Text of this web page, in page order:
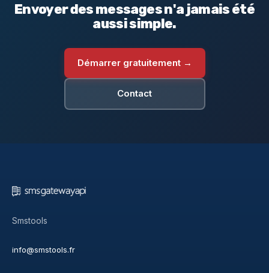
Envoyer des messages n'a jamais été
aussi simple.
Démarrer gratuitement →
Contact
Smstools
info@smstools.fr